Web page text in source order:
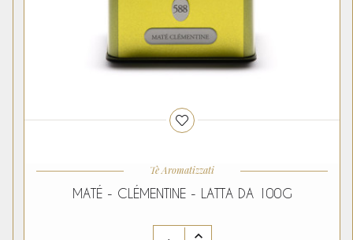
Tè Aromatizzati
MATÉ - CLÉMENTINE - LATTA DA 100G